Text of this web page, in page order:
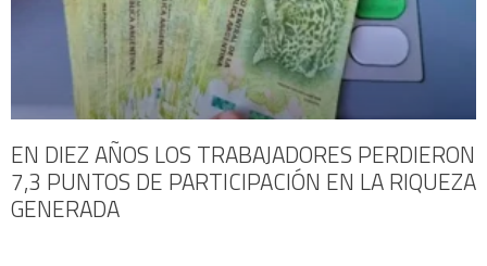
EN DIEZ AÑOS LOS TRABAJADORES PERDIERON
7,3 PUNTOS DE PARTICIPACIÓN EN LA RIQUEZA
GENERADA